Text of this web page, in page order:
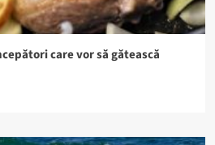
care vor să gătească